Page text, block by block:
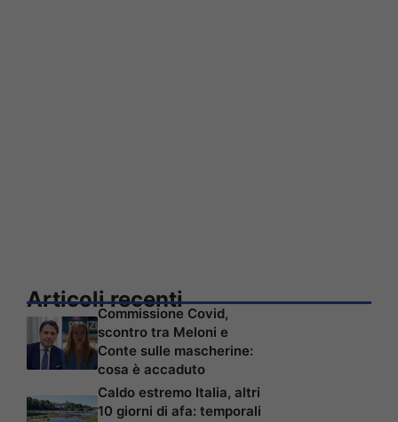
Articoli recenti
Commissione Covid,
scontro tra Meloni e
Conte sulle mascherine:
cosa è accaduto
Caldo estremo Italia, altri
10 giorni di afa: temporali